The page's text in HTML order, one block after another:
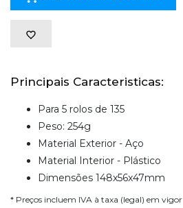
Principais Caracteristicas:
Para 5 rolos de 135
Peso: 254g
Material Exterior - Aço
Material Interior - Plástico
Dimensões 148x56x47mm
* Preços incluem IVA à taxa (legal) em vigor